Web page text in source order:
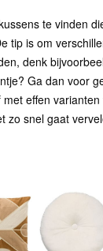
te vinden
tip is om
denk
Ga dan voor
effen
zo snel gaat